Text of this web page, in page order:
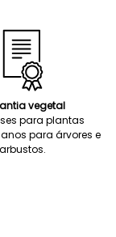
vegetal
para plantas
para árvores e
arbustos.